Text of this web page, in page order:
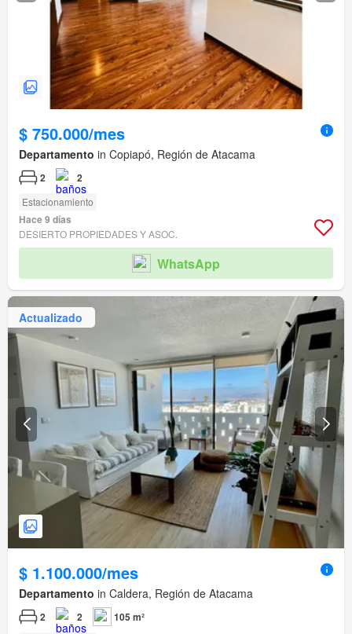
$ 750.000/mes
Departamento in Copiapó, Región de Atacama
2 2
Estacionamiento
Hace 9 días
DESIERTO PROPIEDADES Y ASOC.
WhatsApp
Actualizado
$ 1.100.000/mes
Departamento in Caldera, Región de Atacama
2 2 105 m²